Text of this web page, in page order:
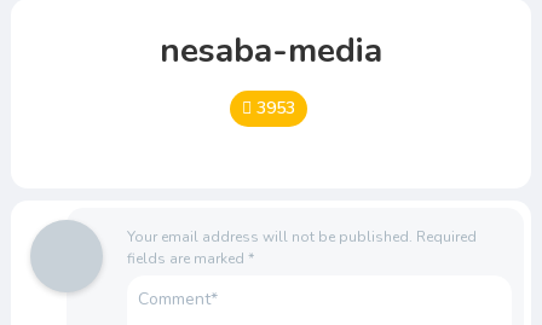
nesaba-media
3953
Your email address will not be published. Required
fields are marked *